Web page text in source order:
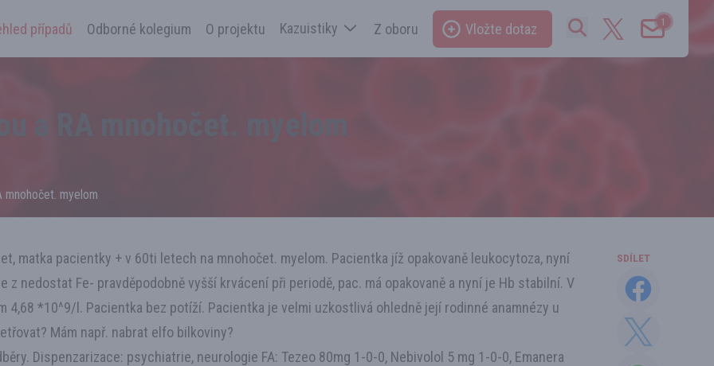
1
případů Odborné kolegium O projektu Kazuistiky Z oboru Vložte dotaz
a RA mnohočet. myelom
mnohočet. myelom
matka pacientky + v 60ti letech na mnohočet. myelom. Pacientka jíž opakovaně leukocytoza, nyní
nedostat Fe- pravděpodobně vyšší krvácení při periodě, pac. má opakovaně a nyní je Hb stabilní. V
*10^9/l. Pacientka bez potíží. Pacientka je velmi uzkostlivá ohledně její rodinné anamnézy u
Mám např. nabrat elfo bilkoviny?
Dispenzarizace: psychiatrie, neurologie FA: Tezeo 80mg 1-0-0, Nebivolol 5 mg 1-0-0, Emanera
SDÍLET